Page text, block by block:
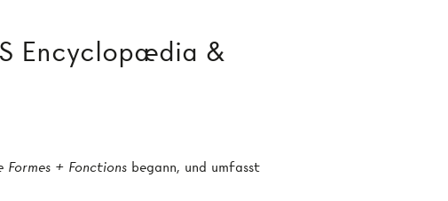
Encyclopædia &
+ Fonctions begann, und umfasst